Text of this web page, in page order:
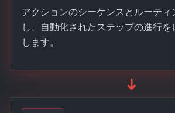
アクションのシーケンスとルーティ
し、自動化されたステップの進行を
します。
➜